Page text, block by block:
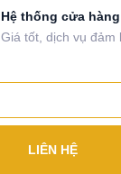
Hệ thống cửa
Giá tốt, dịch vụ đảm
LIÊN HỆ